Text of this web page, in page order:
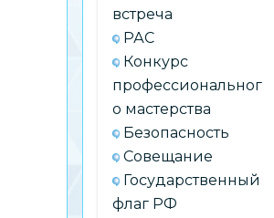
встреча
РАС
Конкурс
профессиональног
о мастерства
Безопасность
Совещание
Государственный
флаг РФ